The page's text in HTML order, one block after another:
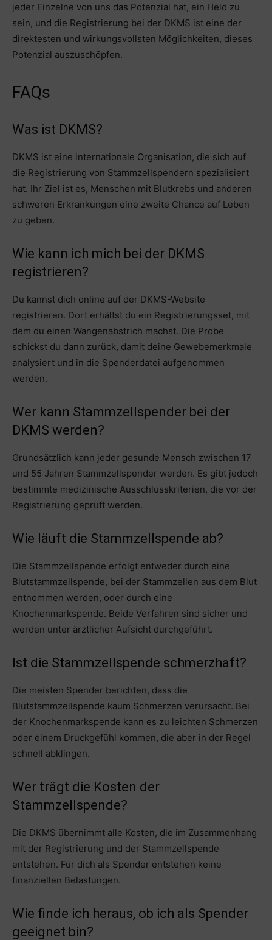
jeder Einzelne von uns das Potenzial hat, ein Held zu
sein, und die Registrierung bei der DKMS ist eine der
direktesten und wirkungsvollsten Möglichkeiten, dieses
Potenzial auszuschöpfen.
FAQs
Was ist DKMS?
DKMS ist eine internationale Organisation, die sich auf
die Registrierung von Stammzellspendern spezialisiert
hat. Ihr Ziel ist es, Menschen mit Blutkrebs und anderen
schweren Erkrankungen eine zweite Chance auf Leben
zu geben.
Wie kann ich mich bei der DKMS
registrieren?
Du kannst dich online auf der DKMS-Website
registrieren. Dort erhältst du ein Registrierungsset, mit
dem du einen Wangenabstrich machst. Die Probe
schickst du dann zurück, damit deine Gewebemerkmale
analysiert und in die Spenderdatei aufgenommen
werden.
Wer kann Stammzellspender bei der
DKMS werden?
Grundsätzlich kann jeder gesunde Mensch zwischen 17
und 55 Jahren Stammzellspender werden. Es gibt jedoch
bestimmte medizinische Ausschlusskriterien, die vor der
Registrierung geprüft werden.
Wie läuft die Stammzellspende ab?
Die Stammzellspende erfolgt entweder durch eine
Blutstammzellspende, bei der Stammzellen aus dem Blut
entnommen werden, oder durch eine
Knochenmarkspende. Beide Verfahren sind sicher und
werden unter ärztlicher Aufsicht durchgeführt.
Ist die Stammzellspende schmerzhaft?
Die meisten Spender berichten, dass die
Blutstammzellspende kaum Schmerzen verursacht. Bei
der Knochenmarkspende kann es zu leichten Schmerzen
oder einem Druckgefühl kommen, die aber in der Regel
schnell abklingen.
Wer trägt die Kosten der
Stammzellspende?
Die DKMS übernimmt alle Kosten, die im Zusammenhang
mit der Registrierung und der Stammzellspende
entstehen. Für dich als Spender entstehen keine
finanziellen Belastungen.
Wie finde ich heraus, ob ich als Spender
geeignet bin?